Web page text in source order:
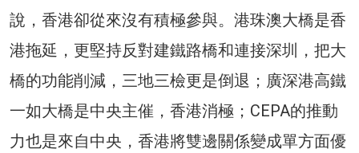
說，香港卻從來沒有積極參與。港珠澳大橋是香
港拖延，更堅持反對建鐵路橋和連接深圳，把大
橋的功能削減，三地三檢更是倒退；廣深港高鐵
一如大橋是中央主催，香港消極；CEPA的推動
力也是來自中央，香港將雙邊關係變成單方面優